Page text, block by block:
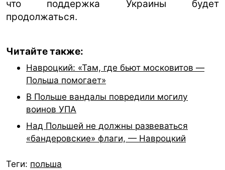
что поддержка Украины будет
продолжаться.
Читайте также:
Навроцкий: «Там, где бьют московитов —
Польша помогает»
В Польше вандалы повредили могилу
воинов УПА
Над Польшей не должны развеваться
«бандеровские» флаги, — Навроцкий
Теги: польша